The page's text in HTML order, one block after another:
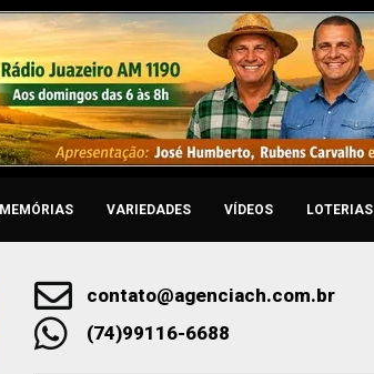
MEMÓRIAS VARIEDADES VÍDEOS LOTERIAS
contato@agenciach.com.br
(74)99116-6688